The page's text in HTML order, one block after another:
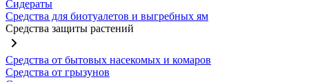
Сидераты
Средства для биотуалетов и выгребных ям
Средства защиты растений
Средства от бытовых насекомых и комаров
Средства от грызунов